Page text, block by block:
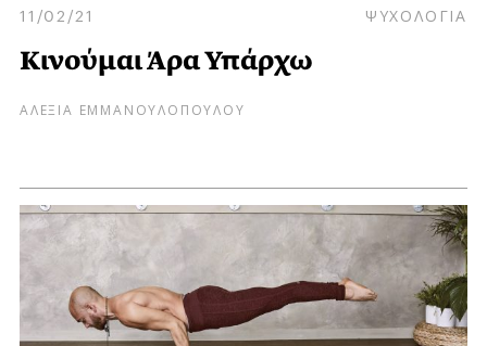
11/02/21 ΨΥΧΟΛΟΓΙΑ
Κινούμαι Άρα Υπάρχω
ΑΛΕΞΙΑ ΕΜΜΑΝΟΥΛΟΠΟΥΛΟΥ